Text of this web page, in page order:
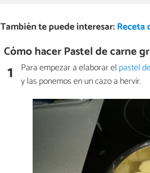
También te puede interesar:Receta
Cómo hacer Pastel de carne
1 Para empezar a elaborar el pastel
y las ponemos en un cazo a hervir.